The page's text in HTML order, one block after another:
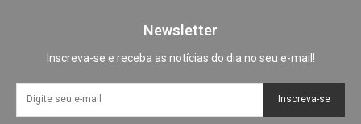
Newsletter
Inscreva-se e receba as notícias do dia no seu e-mail!
Inscreva-se